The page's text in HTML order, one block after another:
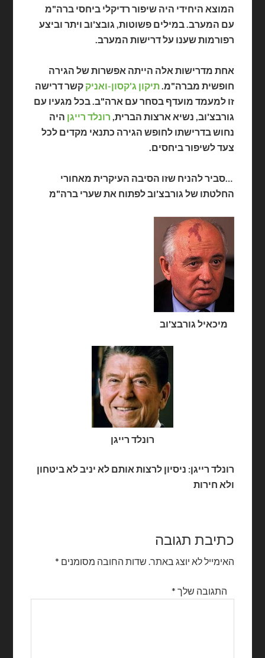
המוצא היחידי היה שיפור רדיקלי ביחסי ברה"מ
עם המערב. במילים פשוטות, גובצ'וב ויתר וביצע
רפורמות שענו על דרישות המערב.
אחת מדרישות אלה הייתה אפשרות של הגירה
חופשית מברה"מ.תיקון ג'קסון-ואניקקשר דרישה
זו למעמד מועדף בסחר עם ארה"ב. בכל מגעיו עם
גורבצ'וב, נשיא ארצות הברית,רונלד רייגןהיה
נחוש בדרישתו לחופש הגירה כתנאי מקדים לכל
צעד לשיפור ביחסים.
…סביר להניח שזו הסיבה העיקרית מאחורי
החלטתו של גורבצ'וב לפתוח את שערי ברה"מ
מיכאיל גורבצ'וב
רונלד רייגן
רונלד רייגן: ניסיון לרצות אותם לא יניב לא ביטחון
ולא חירות
כתיבת תגובה
האימייל לא יוצג באתר.שדות החובה מסומנים*
התגובה שלך*